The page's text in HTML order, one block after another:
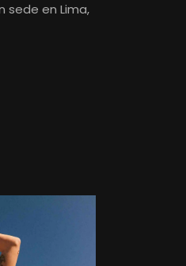
sede en Lima,